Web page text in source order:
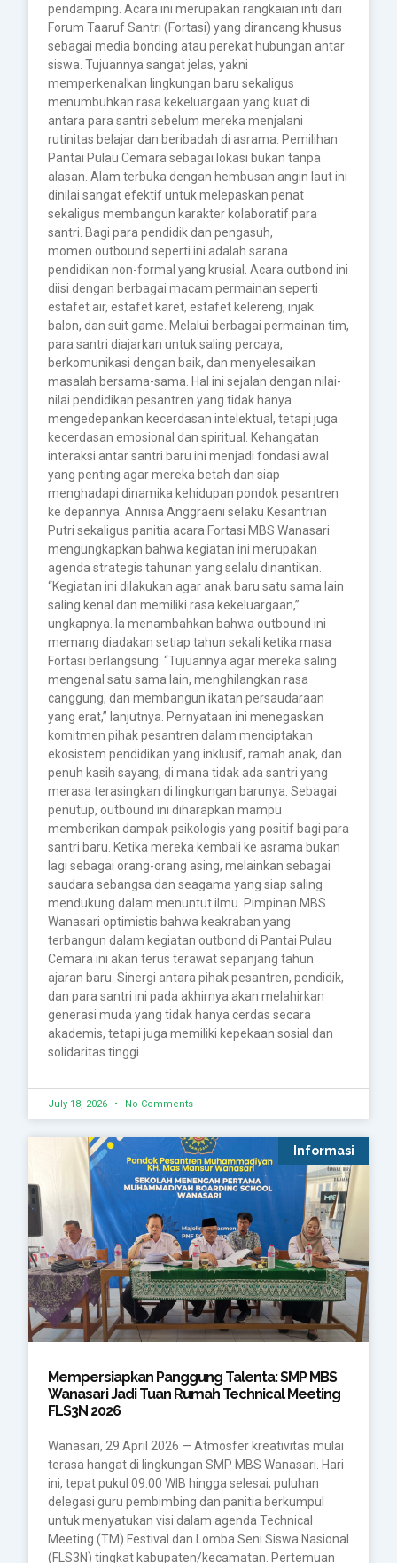
pendamping. Acara ini merupakan rangkaian inti dari
Forum Taaruf Santri (Fortasi) yang dirancang khusus
sebagai media bonding atau perekat hubungan antar
siswa. Tujuannya sangat jelas, yakni
memperkenalkan lingkungan baru sekaligus
menumbuhkan rasa kekeluargaan yang kuat di
antara para santri sebelum mereka menjalani
rutinitas belajar dan beribadah di asrama. Pemilihan
Pantai Pulau Cemara sebagai lokasi bukan tanpa
alasan. Alam terbuka dengan hembusan angin laut ini
dinilai sangat efektif untuk melepaskan penat
sekaligus membangun karakter kolaboratif para
santri. Bagi para pendidik dan pengasuh,
momen outbound seperti ini adalah sarana
pendidikan non-formal yang krusial. Acara outbond ini
diisi dengan berbagai macam permainan seperti
estafet air, estafet karet, estafet kelereng, injak
balon, dan suit game. Melalui berbagai permainan tim,
para santri diajarkan untuk saling percaya,
berkomunikasi dengan baik, dan menyelesaikan
masalah bersama-sama. Hal ini sejalan dengan nilai-
nilai pendidikan pesantren yang tidak hanya
mengedepankan kecerdasan intelektual, tetapi juga
kecerdasan emosional dan spiritual. Kehangatan
interaksi antar santri baru ini menjadi fondasi awal
yang penting agar mereka betah dan siap
menghadapi dinamika kehidupan pondok pesantren
ke depannya. Annisa Anggraeni selaku Kesantrian
Putri sekaligus panitia acara Fortasi MBS Wanasari
mengungkapkan bahwa kegiatan ini merupakan
agenda strategis tahunan yang selalu dinantikan.
“Kegiatan ini dilakukan agar anak baru satu sama lain
saling kenal dan memiliki rasa kekeluargaan,”
ungkapnya. Ia menambahkan bahwa outbound ini
memang diadakan setiap tahun sekali ketika masa
Fortasi berlangsung. “Tujuannya agar mereka saling
mengenal satu sama lain, menghilangkan rasa
canggung, dan membangun ikatan persaudaraan
yang erat,” lanjutnya. Pernyataan ini menegaskan
komitmen pihak pesantren dalam menciptakan
ekosistem pendidikan yang inklusif, ramah anak, dan
penuh kasih sayang, di mana tidak ada santri yang
merasa terasingkan di lingkungan barunya. Sebagai
penutup, outbound ini diharapkan mampu
memberikan dampak psikologis yang positif bagi para
santri baru. Ketika mereka kembali ke asrama bukan
lagi sebagai orang-orang asing, melainkan sebagai
saudara sebangsa dan seagama yang siap saling
mendukung dalam menuntut ilmu. Pimpinan MBS
Wanasari optimistis bahwa keakraban yang
terbangun dalam kegiatan outbond di Pantai Pulau
Cemara ini akan terus terawat sepanjang tahun
ajaran baru. Sinergi antara pihak pesantren, pendidik,
dan para santri ini pada akhirnya akan melahirkan
generasi muda yang tidak hanya cerdas secara
akademis, tetapi juga memiliki kepekaan sosial dan
solidaritas tinggi.
July 18, 2026 No Comments
Informasi
Mempersiapkan Panggung Talenta: SMP MBS
Wanasari Jadi Tuan Rumah Technical Meeting
FLS3N 2026
Wanasari, 29 April 2026 — Atmosfer kreativitas mulai
terasa hangat di lingkungan SMP MBS Wanasari. Hari
ini, tepat pukul 09.00 WIB hingga selesai, puluhan
delegasi guru pembimbing dan panitia berkumpul
untuk menyatukan visi dalam agenda Technical
Meeting (TM) Festival dan Lomba Seni Siswa Nasional
(FLS3N) tingkat kabupaten/kecamatan. Pertemuan